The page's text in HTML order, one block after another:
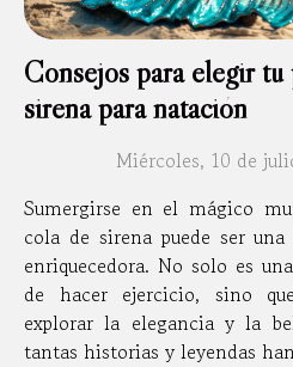
Consejos para elegir
sirena para natación
Miércoles, 10 de
Sumergirse en el mágico
cola de sirena puede ser
enriquecedora. No solo es
de hacer ejercicio, sino
explorar la elegancia y la
tantas historias y leyendas